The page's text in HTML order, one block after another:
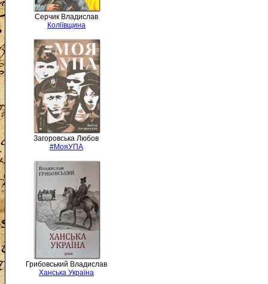
Серчик Владислав
Коліївщина
Загоровська Любов
#МояУПА
Грибовський Владислав
Ханська Україна